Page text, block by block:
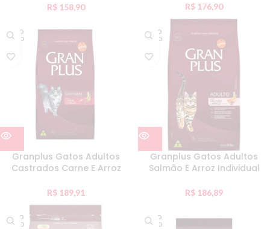
R$ 158,90 R$ 176,90
ESGO
TADO
Granplus Gatos Adultos
Castrados Carne E Arroz
R$ 189,91
ESGO
TADO
Granplus Gatos Adultos
Salmão E Arroz Individual
R$ 186,89
ESGO
TADO
ESGO
TADO